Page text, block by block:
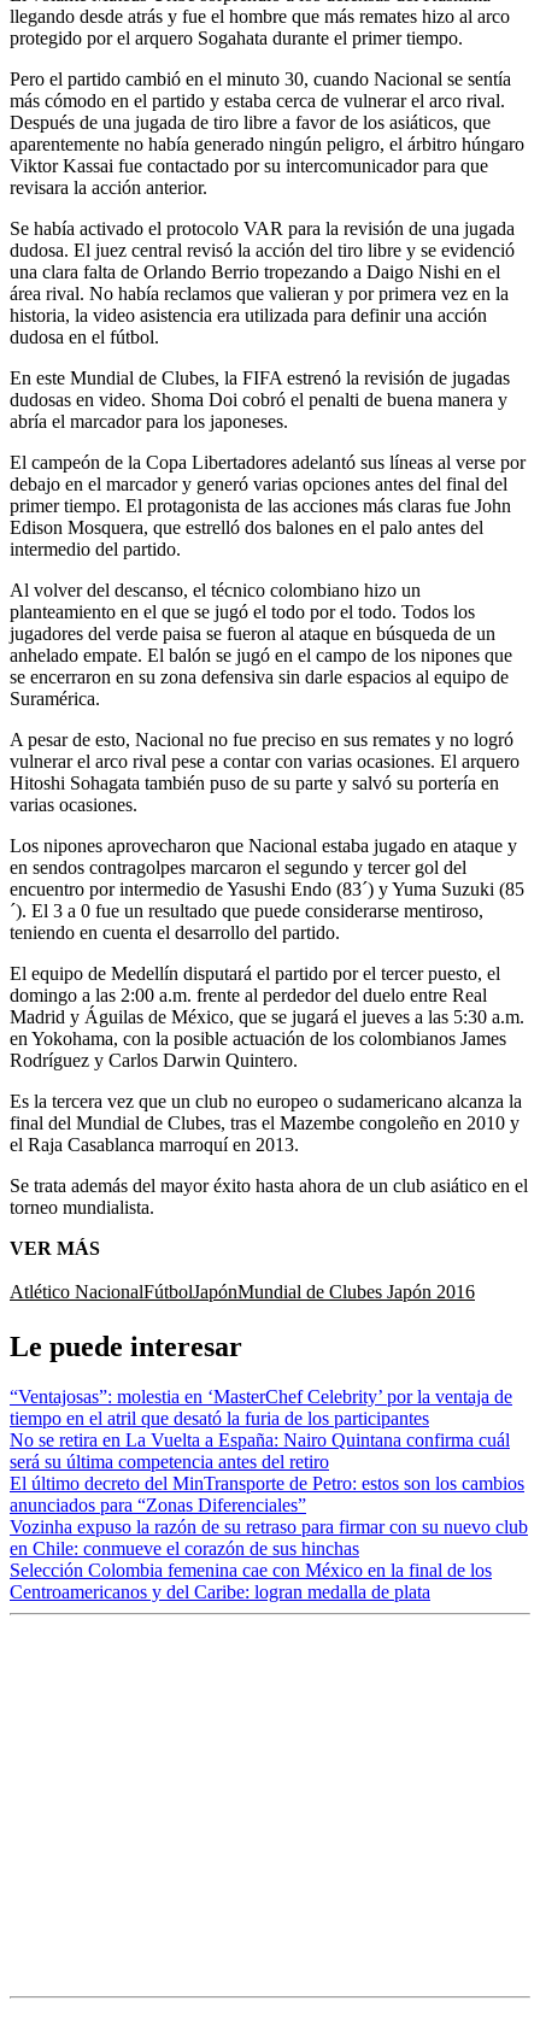
llegando desde atrás y fue el hombre que más remates hizo al arco
protegido por el arquero Sogahata durante el primer tiempo.
Pero el partido cambió en el minuto 30, cuando Nacional se sentía
más cómodo en el partido y estaba cerca de vulnerar el arco rival.
Después de una jugada de tiro libre a favor de los asiáticos, que
aparentemente no había generado ningún peligro, el árbitro húngaro
Viktor Kassai fue contactado por su intercomunicador para que
revisara la acción anterior.
Se había activado el protocolo VAR para la revisión de una jugada
dudosa. El juez central revisó la acción del tiro libre y se evidenció
una clara falta de Orlando Berrio tropezando a Daigo Nishi en el
área rival. No había reclamos que valieran y por primera vez en la
historia, la video asistencia era utilizada para definir una acción
dudosa en el fútbol.
En este Mundial de Clubes, la FIFA estrenó la revisión de jugadas
dudosas en video. Shoma Doi cobró el penalti de buena manera y
abría el marcador para los japoneses.
El campeón de la Copa Libertadores adelantó sus líneas al verse por
debajo en el marcador y generó varias opciones antes del final del
primer tiempo. El protagonista de las acciones más claras fue John
Edison Mosquera, que estrelló dos balones en el palo antes del
intermedio del partido.
Al volver del descanso, el técnico colombiano hizo un
planteamiento en el que se jugó el todo por el todo. Todos los
jugadores del verde paisa se fueron al ataque en búsqueda de un
anhelado empate. El balón se jugó en el campo de los nipones que
se encerraron en su zona defensiva sin darle espacios al equipo de
Suramérica.
A pesar de esto, Nacional no fue preciso en sus remates y no logró
vulnerar el arco rival pese a contar con varias ocasiones. El arquero
Hitoshi Sohagata también puso de su parte y salvó su portería en
varias ocasiones.
Los nipones aprovecharon que Nacional estaba jugado en ataque y
en sendos contragolpes marcaron el segundo y tercer gol del
encuentro por intermedio de Yasushi Endo (83´) y Yuma Suzuki (85
´). El 3 a 0 fue un resultado que puede considerarse mentiroso,
teniendo en cuenta el desarrollo del partido.
El equipo de Medellín disputará el partido por el tercer puesto, el
domingo a las 2:00 a.m. frente al perdedor del duelo entre Real
Madrid y Águilas de México, que se jugará el jueves a las 5:30 a.m.
en Yokohama, con la posible actuación de los colombianos James
Rodríguez y Carlos Darwin Quintero.
Es la tercera vez que un club no europeo o sudamericano alcanza la
final del Mundial de Clubes, tras el Mazembe congoleño en 2010 y
el Raja Casablanca marroquí en 2013.
Se trata además del mayor éxito hasta ahora de un club asiático en el
torneo mundialista.
VER MÁS
Atlético NacionalFútbolJapónMundial de Clubes Japón 2016
Le puede interesar
“Ventajosas”: molestia en ‘MasterChef Celebrity’ por la ventaja de
tiempo en el atril que desató la furia de los participantes
No se retira en La Vuelta a España: Nairo Quintana confirma cuál
será su última competencia antes del retiro
El último decreto del MinTransporte de Petro: estos son los cambios
anunciados para “Zonas Diferenciales”
Vozinha expuso la razón de su retraso para firmar con su nuevo club
en Chile: conmueve el corazón de sus hinchas
Selección Colombia femenina cae con México en la final de los
Centroamericanos y del Caribe: logran medalla de plata